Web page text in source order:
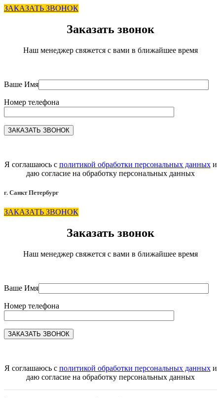
ЗАКАЗАТЬ ЗВОНОК
Заказать звонок
Наш менеджер свяжется с вами в ближайшее время
Ваше Имя
Номер телефона
Я соглашаюсь с политикой обработки персональных данныхи
даю согласие на обработку персональных данных
г. Санкт Петербург
ЗАКАЗАТЬ ЗВОНОК
Заказать звонок
Наш менеджер свяжется с вами в ближайшее время
Ваше Имя
Номер телефона
Я соглашаюсь с политикой обработки персональных данныхи
даю согласие на обработку персональных данных